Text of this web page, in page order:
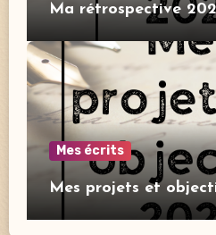
Ma rétrospective
Mes écrits
Mes projets et